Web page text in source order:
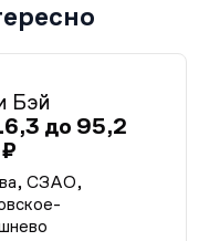
Бэй
до 95,2
СЗАО,